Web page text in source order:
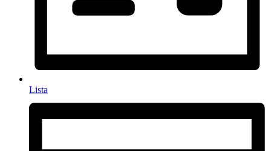
Lista